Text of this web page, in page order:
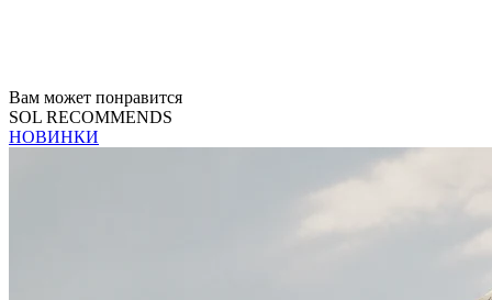
Вам может понравится
SOL RECOMMENDS
НОВИНКИ